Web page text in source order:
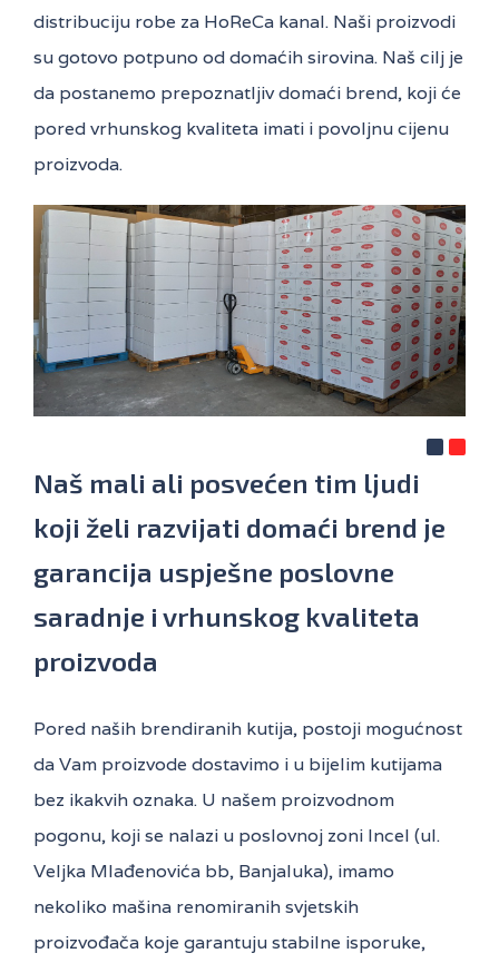
distribuciju robe za HoReCa kanal. Naši proizvodi
su gotovo potpuno od domaćih sirovina. Naš cilj je
da postanemo prepoznatljiv domaći brend, koji će
pored vrhunskog kvaliteta imati i povoljnu cijenu
proizvoda.
Naš mali ali posvećen tim ljudi
koji želi razvijati domaći brend je
garancija uspješne poslovne
saradnje i vrhunskog kvaliteta
proizvoda
Pored naših brendiranih kutija, postoji mogućnost
da Vam proizvode dostavimo i u bijelim kutijama
bez ikakvih oznaka. U našem proizvodnom
pogonu, koji se nalazi u poslovnoj zoni Incel (ul.
Veljka Mlađenovića bb, Banjaluka), imamo
nekoliko mašina renomiranih svjetskih
proizvođača koje garantuju stabilne isporuke,